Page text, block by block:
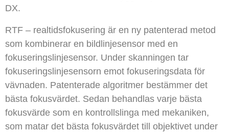
DX.
RTF – realtidsfokusering är en ny patenterad metod
som kombinerar en bildlinjesensor med en
fokuseringslinjesensor. Under skanningen tar
fokuseringslinjesensorn emot fokuseringsdata för
vävnaden. Patenterade algoritmer bestämmer det
bästa fokusvärdet. Sedan behandlas varje bästa
fokusvärde som en kontrollslinga med mekaniken,
som matar det bästa fokusvärdet till objektivet under